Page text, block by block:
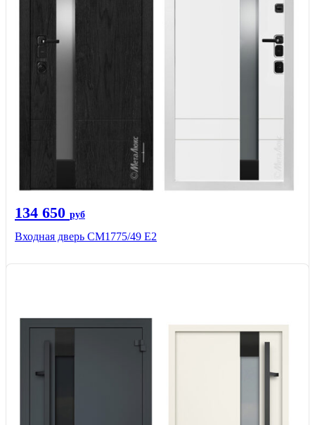
134 650 руб
Входная дверь СМ1775/49 Е2